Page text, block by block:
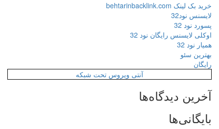
خرید بک لینک behtarinbacklink.com
لایسنس نود32
پسورد نود 32
اوکلی لایسنس رایگان نود 32
همیار نود 32
بهترین سئو
رایگان
آنتی ویروس تحت شبکه
آخرین دیدگاه‌ها
بایگانی‌ها